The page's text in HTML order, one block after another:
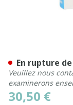
30,50 €
En rupture
Veuillez nous
examinerons